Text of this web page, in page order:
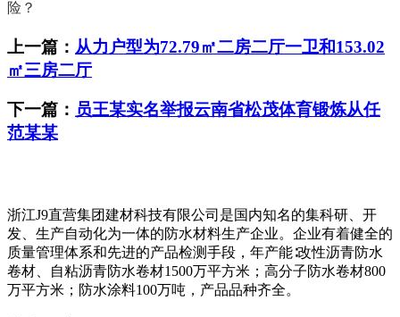
险？
上一篇： 从力户型为72.79㎡二房二厅一卫和153.02
㎡三房二厅
下一篇： 员王某实名举报云南省松茂体育锻炼从任
范某某
浙江J9直营集团建材科技有限公司是国内知名的集科研、开
发、生产自动化为一体的防水材料生产企业。企业有着健全的
质量管理体系和先进的产品检测手段，年产能∶改性沥青防水
卷材、自粘沥青防水卷材1500万平方米；高分子防水卷材800
万平方米；防水涂料100万吨，产品品种齐全。